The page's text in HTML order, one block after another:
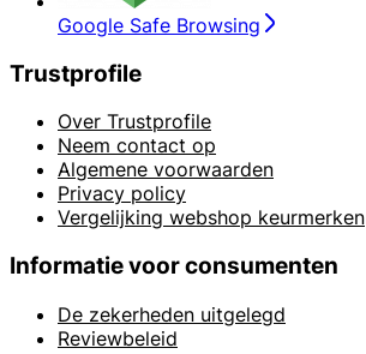
Google Safe Browsing
Trustprofile
Over Trustprofile
Neem contact op
Algemene voorwaarden
Privacy policy
Vergelijking webshop keurmerken
Informatie voor consumenten
De zekerheden uitgelegd
Reviewbeleid